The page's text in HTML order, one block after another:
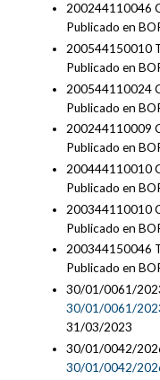
200244110046
Publicado en
200544150010
Publicado en
200544110024
Publicado en
200244110009
Publicado en
200444110010
Publicado en
200344110010
Publicado en
200344150046
Publicado en
30/01/0061/
30/01/0061/
31/03/2023
30/01/0042/
30/01/0042/